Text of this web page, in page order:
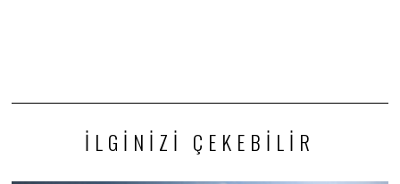
İLGINIZI ÇEKEBILIR